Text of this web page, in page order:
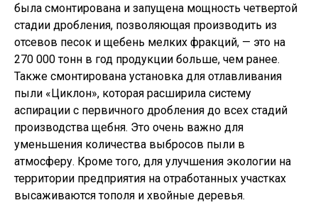
была смонтирована и запущена мощность четвертой
стадии дробления, позволяющая производить из
отсевов песок и щебень мелких фракций, — это на
270 000 тонн в год продукции больше, чем ранее.
Также смонтирована установка для отлавливания
пыли «Циклон», которая расширила систему
аспирации с первичного дробления до всех стадий
производства щебня. Это очень важно для
уменьшения количества выбросов пыли в
атмосферу. Кроме того, для улучшения экологии на
территории предприятия на отработанных участках
высаживаются тополя и хвойные деревья.